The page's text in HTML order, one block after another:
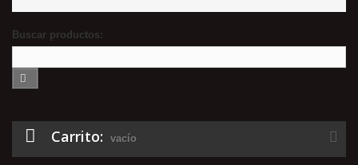
Buscar productos:
Carrito: vacío